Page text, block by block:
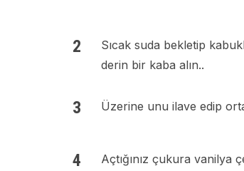
Sıcak suda bekletip
derin bir kaba alın..
Üzerine unu ilave edip
Açtığınız çukura vanilya